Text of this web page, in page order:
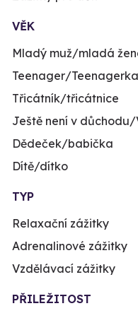
VĚK
Mladý muž/mladá
Teenager/Teenagerka
Třicátník/třicátnice
Ještě není v
Dědeček/babička
Dítě/dítko
TYP
Relaxační zážitky
Adrenalinové zážitky
Vzdělávací zážitky
PŘILEŽITOST